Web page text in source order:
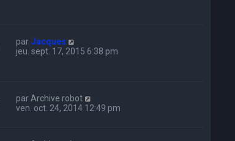
par Jacques
jeu. sept. 17, 2015 6:38 pm
par Archive robot
ven. oct. 24, 2014 12:49 pm